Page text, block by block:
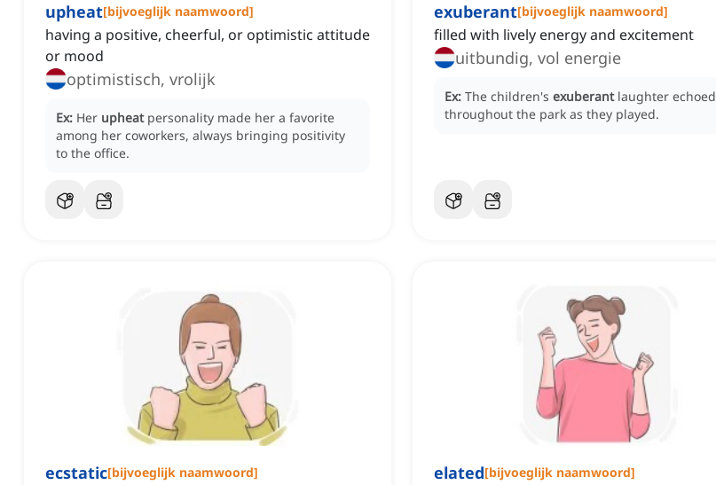
upheat[bijvoeglijk naamwoord]
having a positive, cheerful, or optimistic attitude
or mood
optimistisch, vrolijk
Ex: Her upheat personality made her a favorite
among her coworkers, always bringing positivity
to the office.
exuberant[bijvoeglijk naamwoord]
filled with lively energy and excitement
uitbundig, vol energie
Ex: The children's exuberant laughter echoed
throughout the park as they played.
ecstatic[bijvoeglijk naamwoord] elated[bijvoeglijk naamwoord]